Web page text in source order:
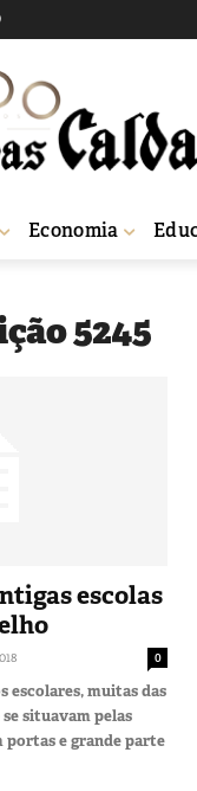
Economia
5245
escolas
0
escolares, muitas das
situavam pelas
portas e grande parte